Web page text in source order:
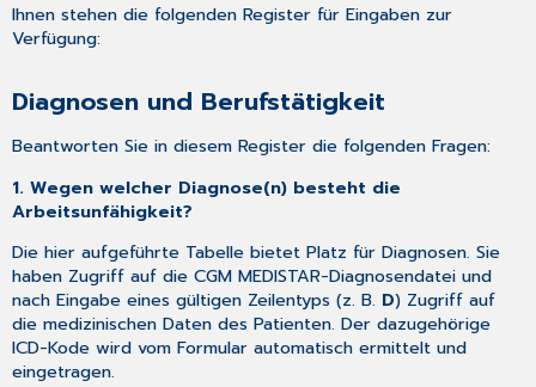
Ihnen stehen die folgenden Register für Eingaben zur
Verfügung:
Diagnosen und Berufstätigkeit
Beantworten Sie in diesem Register die folgenden Fragen:
1. Wegen welcher Diagnose(n) besteht die
Arbeitsunfähigkeit?
Die hier aufgeführte Tabelle bietet Platz für Diagnosen. Sie
haben Zugriff auf die CGM MEDISTAR-Diagnosendatei und
nach Eingabe eines gültigen Zeilentyps (z. B. D) Zugriff auf
die medizinischen Daten des Patienten. Der dazugehörige
ICD-Kode wird vom Formular automatisch ermittelt und
eingetragen.